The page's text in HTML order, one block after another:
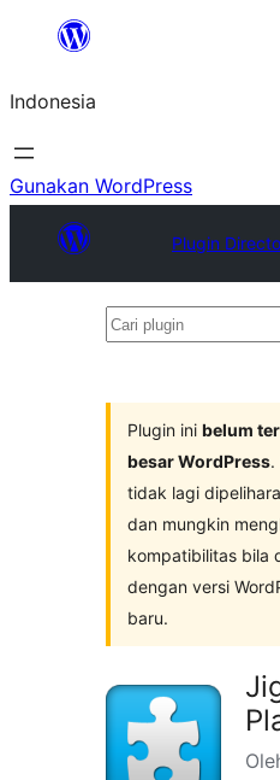
Lewati
konten
Indonesia
Gunakan WordPress
Plugin
Cari
Plugin ini belum
besar WordPress.
tidak lagi
dan mungkin
kompatibilitas bila
dengan versi
baru.